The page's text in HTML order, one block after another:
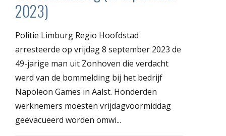
2023)
Politie Limburg Regio Hoofdstad
arresteerde op vrijdag 8 september 2023 de
49-jarige man uit Zonhoven die verdacht
werd van de bommelding bij het bedrijf
Napoleon Games in Aalst. Honderden
werknemers moesten vrijdagvoormiddag
geëvacueerd worden omwi...